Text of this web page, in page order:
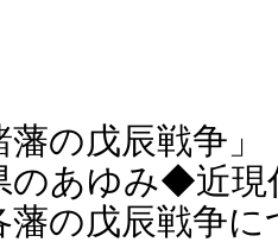
の戊辰戦争」
のあゆみ◆近
藩の戊辰戦争